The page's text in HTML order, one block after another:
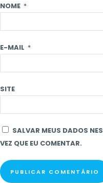
NOME *
E-MAIL *
SITE
SALVAR MEUS DADOS
VEZ QUE EU COMENTAR.